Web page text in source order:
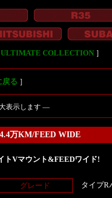
ULTIMATE COLLECTION］
戻る ］
表示します ―
万KM/FEED WIDE
トVマウント&FEEDワイド!
グレード タイプR